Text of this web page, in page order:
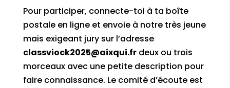
Pour participer, connecte-toi à ta boîte
postale en ligne et envoie à notre très jeune
mais exigeant jury sur l’adresse
classviock2025@aixqui.fr deux ou trois
morceaux avec une petite description pour
faire connaissance. Le comité d’écoute est